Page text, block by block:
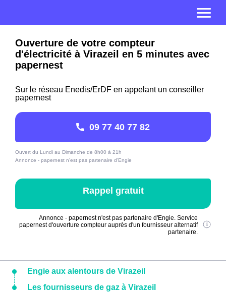
Ouverture de votre compteur
d'électricité à Virazeil en 5 minutes avec
papernest
Sur le réseau Enedis/ErDF en appelant un conseiller
papernest
09 77 40 77 82
Ouvert du Lundi au Dimanche de 8h00 à 21h
Annonce - papernest n'est pas partenaire d'Engie
Rappel gratuit
Annonce - papernest n'est pas partenaire d'Engie. Service
papernest d'ouverture compteur auprès d'un fournisseur alternatif
partenaire.
Engie aux alentours de Virazeil
Les fournisseurs de gaz à Virazeil